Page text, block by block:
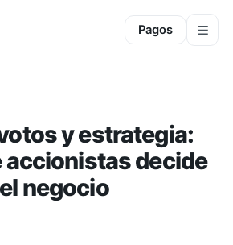
Pagos
y estrategia:
accionistas decide
negocio